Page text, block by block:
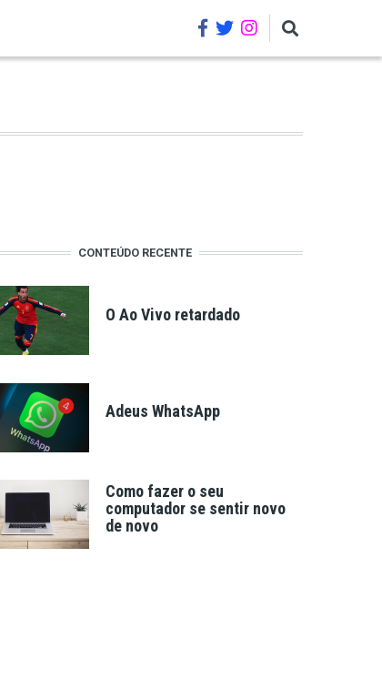
CONTEÚDO RECENTE
O Ao Vivo retardado
Adeus WhatsApp
Como fazer o seu
computador se sentir novo
de novo